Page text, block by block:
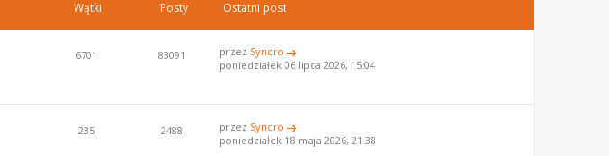
Wątki Posty Ostatni post
6701 83091 przez Syncro
poniedziałek 06 lipca 2026, 15:04
235 2488 przez Syncro
poniedziałek 18 maja 2026, 21:38